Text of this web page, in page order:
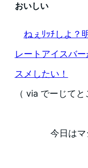
おいしい
ねぇﾘｯﾁしよ？
レートアイスバ
スメしたい！
（ via でーじてと
今日はマ